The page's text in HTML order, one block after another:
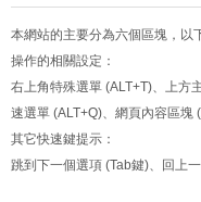
本網站的主要分為六個區塊，以
操作的相關設定：
右上角特殊選單 (ALT+T)、上方
速選單 (ALT+Q)、網頁內容區塊
其它快速鍵提示：
跳到下一個選項 (Tab鍵)、回上